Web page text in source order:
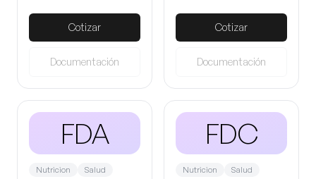
Cotizar
Documentación
Cotizar
Documentación
FDA
Nutricion Salud
FDC
Nutricion Salud